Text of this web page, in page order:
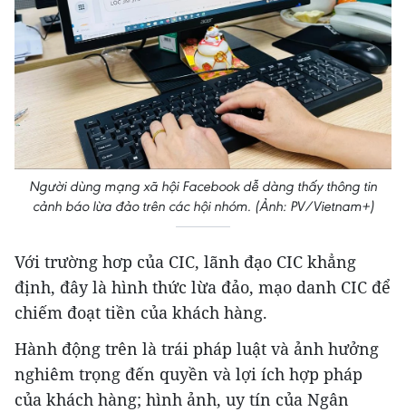
Người dùng mạng xã hội Facebook dễ dàng thấy thông tin
cảnh báo lừa đảo trên các hội nhóm. (Ảnh: PV/Vietnam+)
Với trường hơp của CIC, lãnh đạo CIC khẳng
định, đây là hình thức lừa đảo, mạo danh CIC để
chiếm đoạt tiền của khách hàng.
Hành động trên là trái pháp luật và ảnh hưởng
nghiêm trọng đến quyền và lợi ích hợp pháp
của khách hàng; hình ảnh, uy tín của Ngân